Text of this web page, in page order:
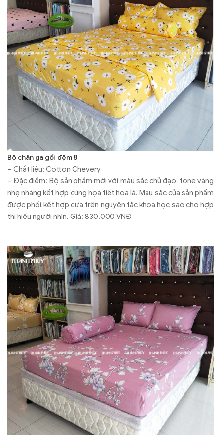
Bộ chăn ga gối đệm 8
– Chất liệu: Cotton Chevery
– Đặc điểm: Bộ sản phẩm mới với màu sắc chủ đạo tone vàng
nhẹ nhàng kết hợp cùng họa tiết hoa lá. Màu sắc của sản phẩm
được phối kết hợp dựa trên nguyên tắc khoa học sao cho hợp
thị hiếu người nhìn. Giá: 830.000 VNĐ